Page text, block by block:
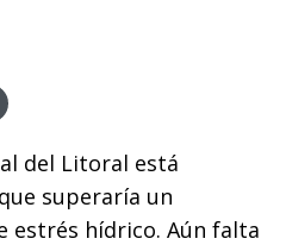
del Litoral está
superaría un
estrés hídrico. Aún falta